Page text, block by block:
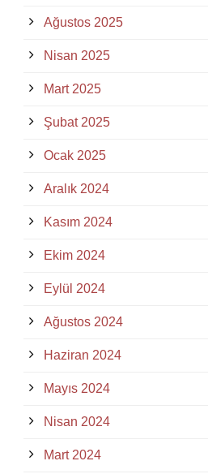
Ağustos 2025
Nisan 2025
Mart 2025
Şubat 2025
Ocak 2025
Aralık 2024
Kasım 2024
Ekim 2024
Eylül 2024
Ağustos 2024
Haziran 2024
Mayıs 2024
Nisan 2024
Mart 2024